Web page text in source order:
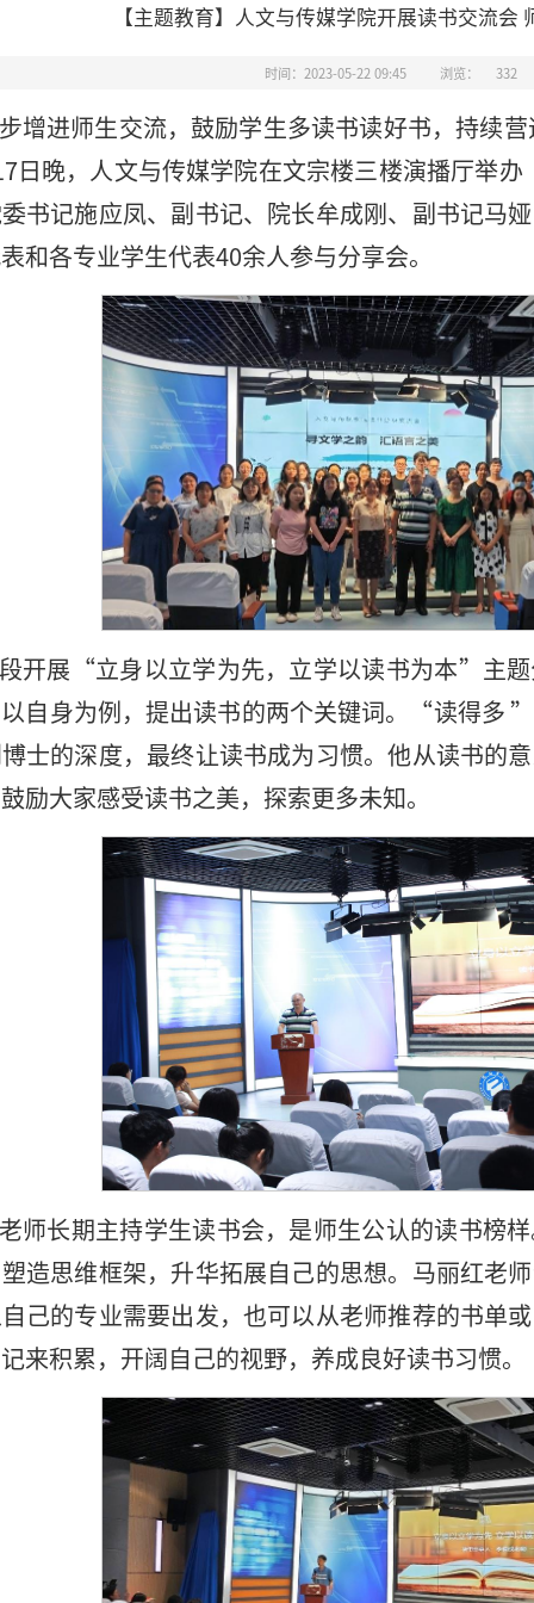
【主题教育】人文与传媒学院开展读书交流会
时间：2023-05-22 09:45 浏览： 332
增进师生交流，鼓励学生多读书读好书，持续
日晚，人文与传媒学院在文宗楼三楼演播厅举
书记施应凤、副书记、院长牟成刚、副书记马
和各专业学生代表40余人参与分享会。
开展“立身以立学为先，立学以读书为本”主
自身为例，提出读书的两个关键词。“读得
士的深度，最终让读书成为习惯。他从读书的
励大家感受读书之美，探索更多未知。
师长期主持学生读书会，是师生公认的读书榜
造思维框架，升华拓展自己的思想。马丽红老
己的专业需要出发，也可以从老师推荐的书单
来积累，开阔自己的视野，养成良好读书习惯。